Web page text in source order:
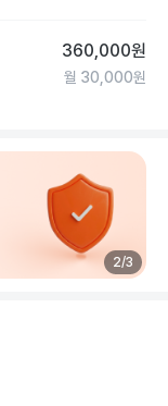
360,000원
월 30,000원
2/3